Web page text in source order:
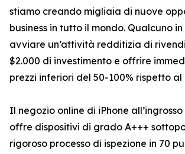
stiamo creando migliaia di nuove
business in tutto il mondo. Qualcuno
avviare un’attività redditizia di
$2.000 di investimento e offrire
prezzi inferiori del 50-100% rispetto
Il negozio online di iPhone
offre dispositivi di grado A+++
rigoroso processo di ispezione in 70